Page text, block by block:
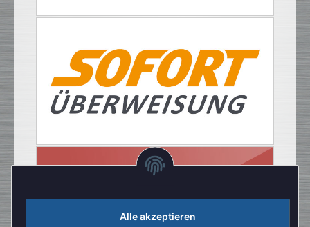
Alle akzeptieren